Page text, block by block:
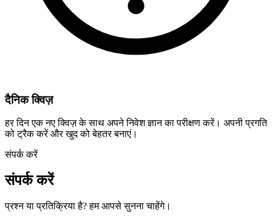
दैनिक क्विज़
हर दिन एक नए क्विज़ के साथ अपने निवेश ज्ञान का परीक्षण करें। अपनी प्रगति
को ट्रैक करें और खुद को बेहतर बनाएं।
संपर्क करें
संपर्क करें
प्रश्न या प्रतिक्रिया है? हम आपसे सुनना चाहेंगे।